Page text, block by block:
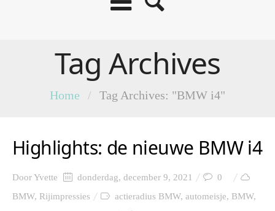
Tag Archives
Home / Tag Archives: "BMW i4"
Highlights: de nieuwe BMW i4
DoorYvette donderdag, december 9, 2021
0
BMW, Rijimpressies actieradius BMW, automeisje, BMW,